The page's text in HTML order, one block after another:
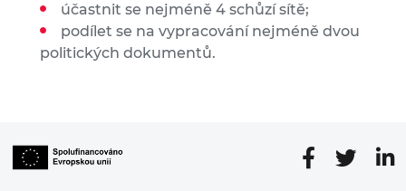
účastnit se nejméně 4 schůzí sítě;
podílet se na vypracování nejméně dvou
politických dokumentů.